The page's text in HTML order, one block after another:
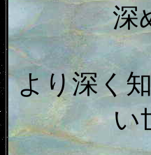
深
より深く
い